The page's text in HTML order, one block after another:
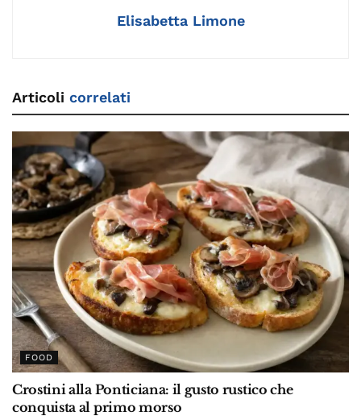
Elisabetta Limone
Articoli correlati
FOOD
Crostini alla Ponticiana: il gusto rustico che
conquista al primo morso